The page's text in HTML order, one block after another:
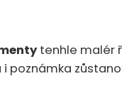
tenhle malér
poznámka